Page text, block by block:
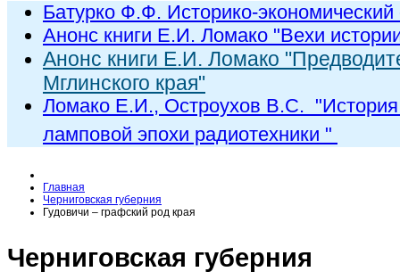
Батурко Ф.Ф. Историко-экономический
Анонс книги Е.И. Ломако "Вехи
Анонс книги Е.И. Ломако
Мглинского края"
Ломако Е.И., Остроухов В.С. "
ламповой эпохи радиотехники "
Главная
Черниговская губерния
Гудовичи – графский род края
Черниговская губерния